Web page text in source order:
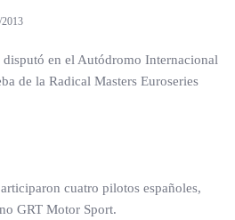
disputó en el Autódromo Internacional
de la Radical Masters Euroseries
cuatro pilotos españoles,
GRT Motor Sport.